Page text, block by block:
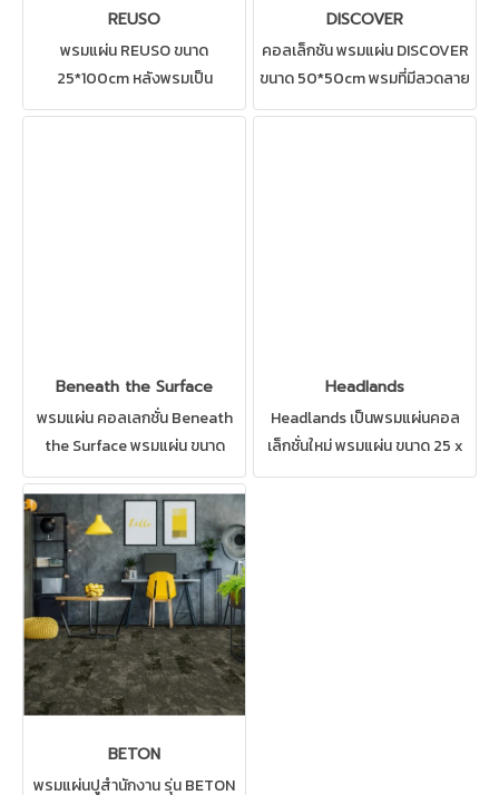
REUSO
พรมแผ่น REUSO ขนาด
25*100cm หลังพรมเป็น
EcoSoft ช่วยลดการอับชื้น
DISCOVER
คอลเล็กชัน พรมแผ่น DISCOVER
ขนาด 50*50cm พรมที่มีลวดลาย
สิ่อถึงการผสมผสาน
Beneath the Surface
พรมแผ่น คอลเลกชั่น Beneath
the Surface พรมแผ่น ขนาด
50*50cm ลายพรมแบบพรมดู
ทันสมัย สามารถปูได้ทุกสถานที่
เช่น บ้าน สำนักงาน คอนโด ห้อง
ทำงาน ห้องประชุม ดูแลรักษาง่าย
พรมCarpetsinter
Headlands
Headlands เป็นพรมแผ่นคอล
เล็กชั่นใหม่ พรมแผ่น ขนาด 25 x
100 cm. ดีไซน์สวยงสม สามารถ
BETON
พรมแผ่นปูสำนักงาน รุ่น BETON